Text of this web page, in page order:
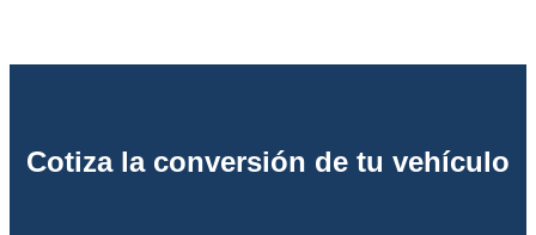
Cotiza la conversión de tu vehículo